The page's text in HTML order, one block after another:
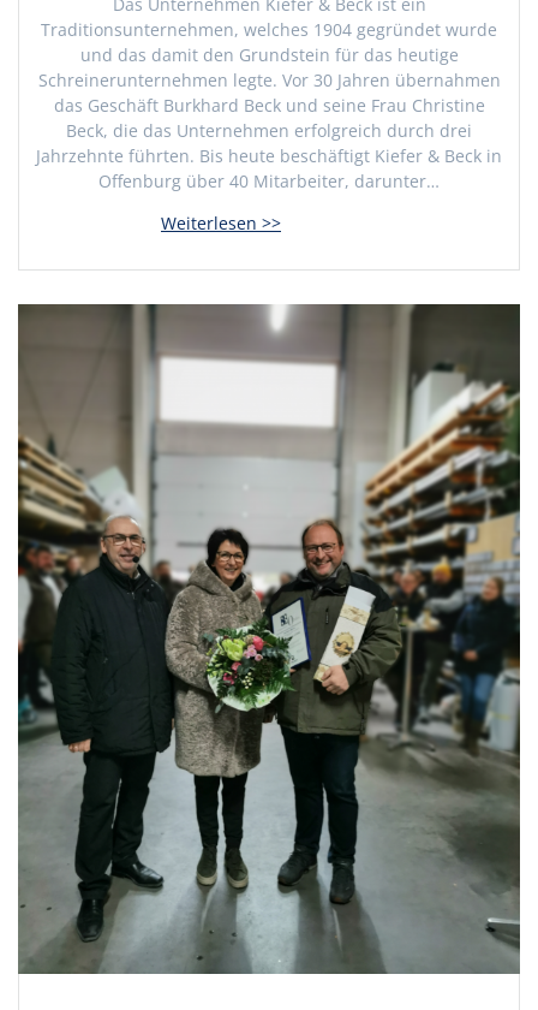
Traditionsunternehmen, welches 1904 gegründet wurde
und das damit den Grundstein für das heutige
Schreinerunternehmen legte. Vor 30 Jahren übernahmen
das Geschäft Burkhard Beck und seine Frau Christine
Beck, die das Unternehmen erfolgreich durch drei
Jahrzehnte führten. Bis heute beschäftigt Kiefer & Beck in
Offenburg über 40 Mitarbeiter, darunter…